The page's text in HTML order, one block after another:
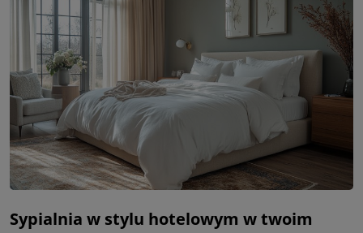
Sypialnia w stylu hotelowym w twoim